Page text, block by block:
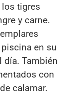
tigres
y carne.
en su
día. También
con
calamar.